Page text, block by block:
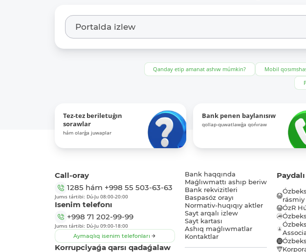
Qanday etip amanat ashıw múmkin? Mobil
Tez-tez beriletuǵın
sorawlar
hám olarǵa juwaplar
Bank penen baylanısıw
qollap-quwatlawǵa qońıraw
Call-oray
1285 hám +998 55 503-63-63
Jumıs tártibi: Dú-Ju 08:00-20:00
Isenim telefonı
+998 71 202-99-99
Jumıs tártibi: Dú-Ju 09:00-18:00
Aymaqlıq isenim telefonları
Korrupciyaǵa qarsı qadaǵalaw
Bank haqqında
Maǵlıwmattı ashıp beriw
Bank rekvizitleri
Baspasóz orayı
Normativ-huqıqıy aktler
Sayt arqalı izlew
Sayt kartası
Ashıq maǵlıwmatlar
Kontaktlar
rásmiy
ÓzR